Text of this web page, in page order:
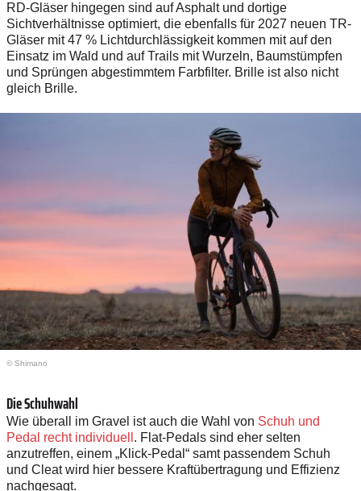
RD-Gläser hingegen sind auf Asphalt und dortige
Sichtverhältnisse optimiert, die ebenfalls für 2027 neuen TR-
Gläser mit 47 % Lichtdurchlässigkeit kommen mit auf den
Einsatz im Wald und auf Trails mit Wurzeln, Baumstümpfen
und Sprüngen abgestimmtem Farbfilter. Brille ist also nicht
gleich Brille.
© Shimano
Die Schuhwahl
Wie überall im Gravel ist auch die Wahl von Schuh und
Pedal recht individuell . Flat-Pedals sind eher selten
anzutreffen, einem „Klick-Pedal“ samt passendem Schuh
und Cleat wird hier bessere Kraftübertragung und Effizienz
nachgesagt.